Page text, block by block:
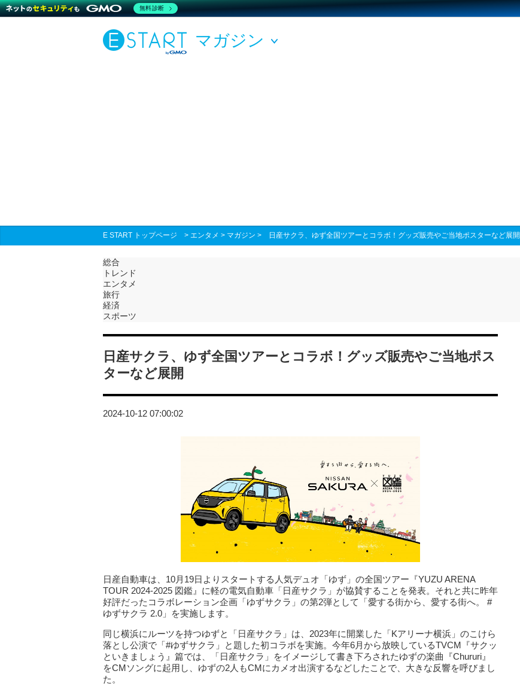
マガジン
E START トップページ > エンタメ > マガジン > 日産サクラ、ゆず全国ツアーとコラボ！グッズ販売やご当地ポスターなど展開
総合
トレンド
エンタメ
旅行
経済
スポーツ
日産サクラ、ゆず全国ツアーとコラボ！グッズ販売やご当地ポス
ターなど展開
2024-10-12 07:00:02
日産自動車は、10月19日よりスタートする人気デュオ「ゆず」の全国ツアー『YUZU ARENA
TOUR 2024-2025 図鑑』に軽の電気自動車「日産サクラ」が協賛することを発表。それと共に昨年
好評だったコラボレーション企画「ゆずサクラ」の第2弾として「愛する街から、愛する街へ。 #
ゆずサクラ 2.0」を実施します。
同じ横浜にルーツを持つゆずと「日産サクラ」は、2023年に開業した「Kアリーナ横浜」のこけら
落とし公演で「#ゆずサクラ」と題した初コラボを実施。今年6月から放映しているTVCM『サクッ
といきましょう』篇では、「日産サクラ」をイメージして書き下ろされたゆずの楽曲『Chururi』
をCMソングに起用し、ゆずの2人もCMにカメオ出演するなどしたことで、大きな反響を呼びまし
た。
無料診断